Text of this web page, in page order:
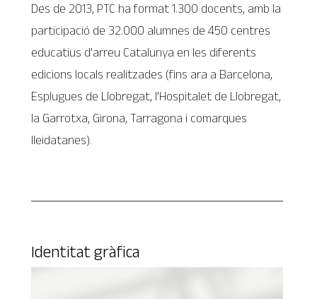
Des de 2013, PTC ha format 1.300 docents, amb la
participació de 32.000 alumnes de 450 centres
educatius d’arreu Catalunya en les diferents
edicions locals realitzades (fins ara a Barcelona,
Esplugues de Llobregat, l’Hospitalet de Llobregat,
la Garrotxa, Girona, Tarragona i comarques
lleidatanes).
Identitat gràfica